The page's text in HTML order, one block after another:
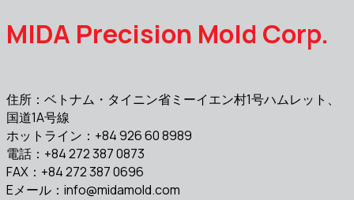
MIDA Precision Mold Corp.
住所：ベトナム・タイニン省ミーイエン村1号ハムレット、
国道1A号線
ホットライン：+84 926 60 8989
電話：+84 272 387 0873
FAX：+84 272 387 0696
Eメール： info@midamold.com